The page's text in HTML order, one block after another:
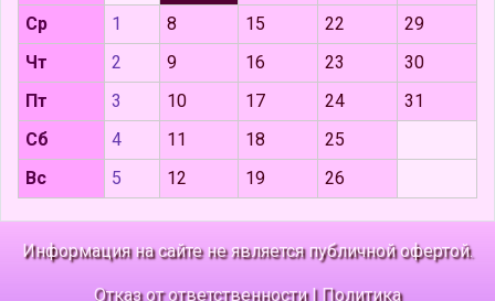
Ср
1 8 15 22
29
Чт
2 9 16 23
30
Пт
3 10 17 24
31
Сб
4 11 18
25
Вс
5 12 19 26
Информация на сайте не является публичной офертой.
Отказ от ответственности| Политика